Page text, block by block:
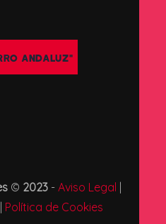
ANDALUZ"
© 2023- Aviso Legal
Política de Cookies